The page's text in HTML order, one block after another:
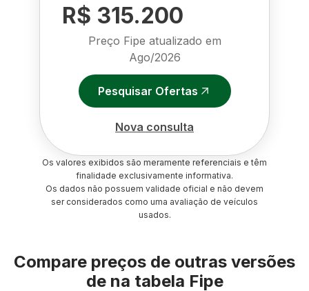
R$ 315.200
Preço Fipe atualizado em
Ago/2026
Pesquisar Ofertas
Nova consulta
Os valores exibidos são meramente referenciais e têm
finalidade exclusivamente informativa.
Os dados não possuem validade oficial e não devem
ser considerados como uma avaliação de veículos
usados.
Compare preços de outras versões
de na tabela Fipe